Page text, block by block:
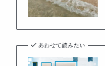
あわせて読みたい